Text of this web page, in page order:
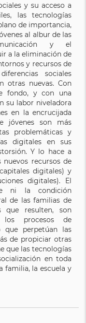
y su acceso a
las tecnologías
de importancia,
al albur de las
y el
a la eliminación de
y recursos de
sociales
otras nuevas. Con
fondo, y con una
su labor niveladora
en la encrucijada
jóvenes son más
problemáticas y
digitales en sus
Y lo hace a
recursos de
digitales) y
digitales). El
ni la condición
de las familias de
que resulten, son
los procesos de
perpetúan las
de propiciar otras
que las tecnologías
en toda
familia, la escuela y